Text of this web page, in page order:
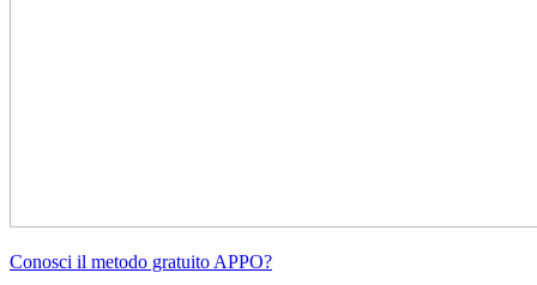
Conosci il metodo gratuito APPO?